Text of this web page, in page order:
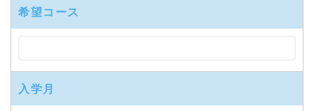
希望コース
入学月